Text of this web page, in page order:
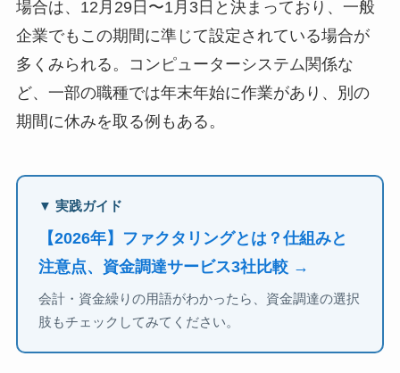
場合は、12月29日〜1月3日と決まっており、一般
企業でもこの期間に準じて設定されている場合が
多くみられる。コンピューターシステム関係な
ど、一部の職種では年末年始に作業があり、別の
期間に休みを取る例もある。
▼ 実践ガイド
【2026年】ファクタリングとは？仕組みと
注意点、資金調達サービス3社比較 →
会計・資金繰りの用語がわかったら、資金調達の選択
肢もチェックしてみてください。